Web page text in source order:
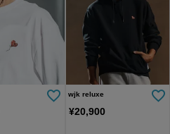
wjk reluxe
¥20,900